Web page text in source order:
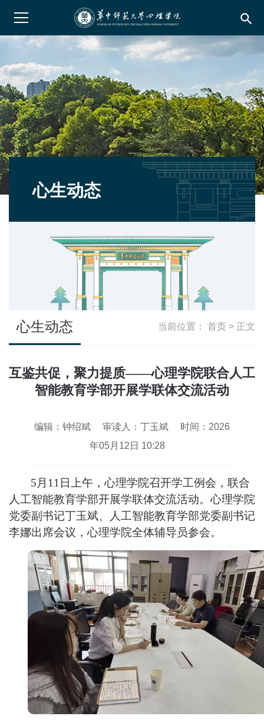
search
心生动态
心生动态 当前位置： 首页 > 正文
互鉴共促，聚力提质——心理学院联合人工
智能教育学部开展学联体交流活动
编辑：钟绍斌 审读人：丁玉斌
时间：2026
年05月12日 10:28
5月11日上午 ，心理学院召开学工例会，联合
人工智能教育学部开展学联体交流活动。心理学院
党委副书记丁玉斌、人工智能教育学部党委副书记
李娜出席会议，心理学院全体辅导员参会。